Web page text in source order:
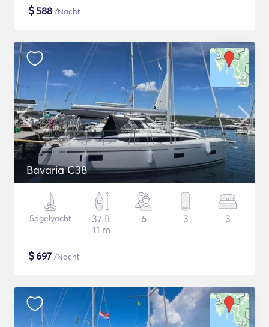
$588 /Nacht
Bavaria C38
Segelyacht
37 ft
11 m
6 3 3
$697 /Nacht